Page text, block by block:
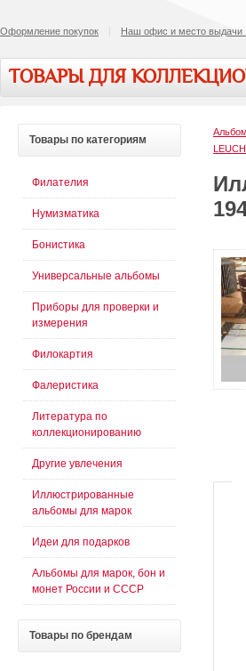
Оформление покупок Наш офис и место выдачи
ТОВАРЫ ДЛЯ
Товары по категориям
Филателия
Нумизматика
Бонистика
Универсальные альбомы
Приборы для проверки и
измерения
Филокартия
Фалеристика
Литература по
коллекционированию
Другие увлечения
Иллюстрированные
альбомы для марок
Идеи для подарков
Альбомы для марок, бон и
монет России и СССР
Товары по брендам